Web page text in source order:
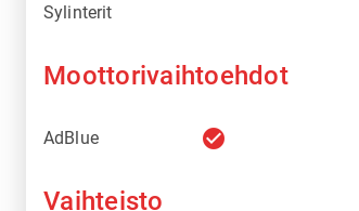
Sylinterit
Moottorivaihtoehdot
AdBlue check_circle
Vaihteisto